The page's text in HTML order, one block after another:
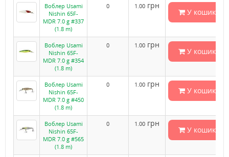
Воблер Usami
Nishin 65F-
MDR 7.0 g #337
(1.8 m)
0 1.00 грн
У кошик
Воблер Usami
Nishin 65F-
MDR 7.0 g #354
(1.8 m)
0 1.00 грн
У кошик
Воблер Usami
Nishin 65F-
MDR 7.0 g #450
(1.8 m)
0 1.00 грн
У кошик
Воблер Usami
Nishin 65F-
MDR 7.0 g #565
(1.8 m)
0 1.00 грн
У кошик